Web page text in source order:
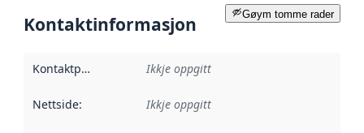
Gøym tomme rader
Kontaktinformasjon
Kontaktpunkt Ikkje oppgitt
Nettside: Ikkje oppgitt